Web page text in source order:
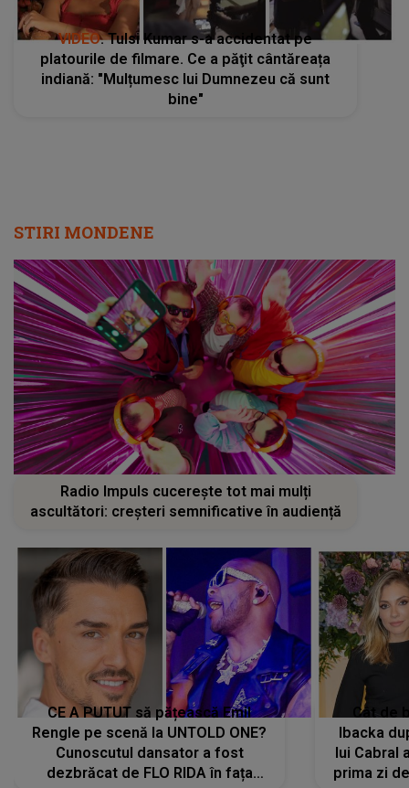
VIDEO. Tulsi Kumar s-a accidentat pe
platourile de filmare. Ce a păţit cântăreața
indiană: "Mulțumesc lui Dumnezeu că sunt
bine"
STIRI MONDENE
Radio Impuls cucerește tot mai mulți
ascultători: creșteri semnificative în audiență
CE A PUTUT să pățească Emil
Rengle pe scenă la UNTOLD ONE?
Cunoscutul dansator a fost
dezbrăcat de FLO RIDA în fața
Cât de
Ibacka
lui Cabral
prima zi